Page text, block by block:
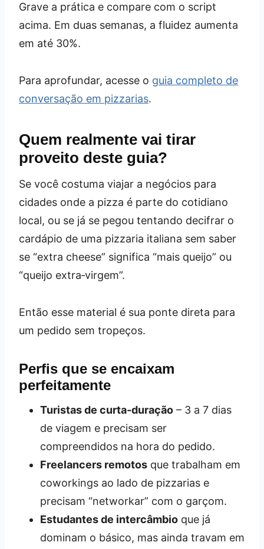
Grave a prática e compare com o script
acima. Em duas semanas, a fluidez aumenta
em até 30%.
Para aprofundar, acesse o guia completo de
conversação em pizzarias.
Quem realmente vai tirar
proveito deste guia?
Se você costuma viajar a negócios para
cidades onde a pizza é parte do cotidiano
local, ou se já se pegou tentando decifrar o
cardápio de uma pizzaria italiana sem saber
se “extra cheese” significa “mais queijo” ou
“queijo extra‑virgem”.
Então esse material é sua ponte direta para
um pedido sem tropeços.
Perfis que se encaixam
perfeitamente
Turistas de curta‑duração – 3 a 7 dias
de viagem e precisam ser
compreendidos na hora do pedido.
Freelancers remotos que trabalham em
coworkings ao lado de pizzarias e
precisam “networkar” com o garçom.
Estudantes de intercâmbio que já
dominam o básico, mas ainda travam em